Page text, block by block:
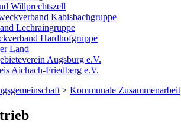
Willprechtszell
Kabisbachgruppe
Lechraingruppe
Hardhofgruppe
Land
Augsburg e.V.
Aichach-Friedberg e.V.
> Kommunale Zusammenarbeit